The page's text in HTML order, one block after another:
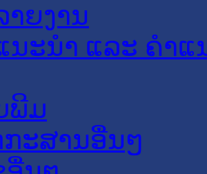
າຍງານ
ນະນໍາ ແລະ ຄໍາແ
ພີມ
ກະສານອື່ນໆ